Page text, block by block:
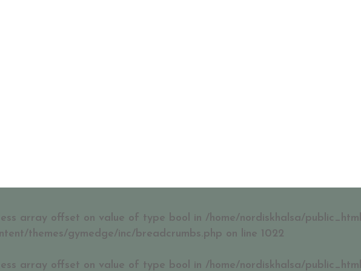
array offset on value of type bool in /home/nordiskhalsa/
themes/gymedge/inc/breadcrumbs.php on line 1022
array offset on value of type bool in /home/nordiskhalsa/